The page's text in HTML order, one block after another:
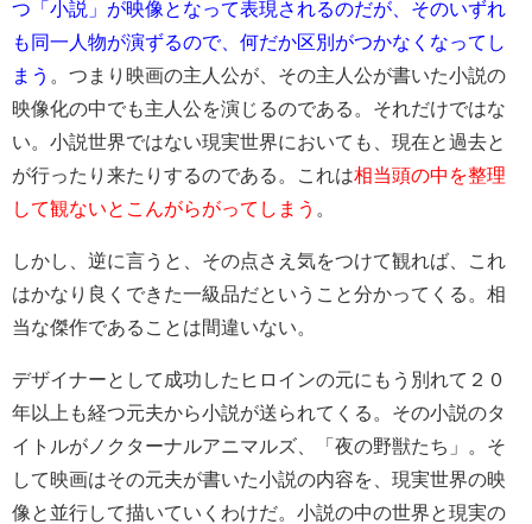
つ「小説」が映像となって表現されるのだが、そのいずれ
も同一人物が演ずるので、何だか区別がつかなくなってし
まう
。つまり映画の主人公が、その主人公が書いた小説の
映像化の中でも主人公を演じるのである。それだけではな
い。小説世界ではない現実世界においても、現在と過去と
が行ったり来たりするのである。これは相当頭の中を整理
して観ないとこんがらがってしまう
しかし、逆に言うと、その点さえ気をつけて観れば、これ
はかなり良くできた一級品だということ分かってくる。相
当な傑作であることは間違いない。
デザイナーとして成功したヒロインの元にもう別れて２０
年以上も経つ元夫から小説が送られてくる。その小説のタ
イトルがノクターナルアニマルズ、「夜の野獣たち」。そ
して映画はその元夫が書いた小説の内容を、現実世界の映
像と並行して描いていくわけだ。小説の中の世界と現実の